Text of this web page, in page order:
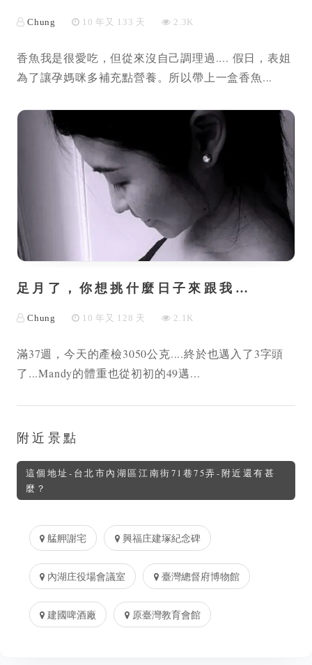
Chung 10 年又 133 天 2.3K
香魚我是很愛吃，但從來沒自己調理過.... 假日，表姐
為了讓孕媽咪多補充點營養。所以帶上一盒香魚...
足月了，你想挑什麼日子來跟我…
Chung 10 年又 128 天 2.1K
滿37週，今天的產檢3050公克....終於也邁入了3字頭
了...Mandy的體重也從初初的49邁...
附近景點
這個地址-台北市內湖區江南街71巷75弄-附近還有甚
麼？
艋舺謝宅 興福庄建塚紀念碑
內湖庄役場會議室 臺灣總督府博物館
建國啤酒廠 原臺灣教育會館